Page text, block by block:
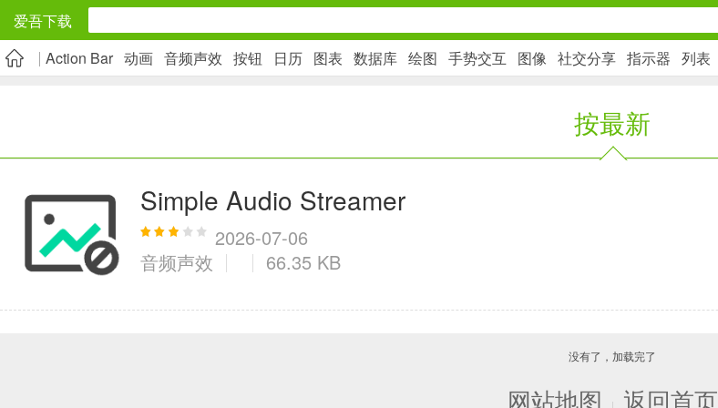
爱吾下载
安卓应用
5千+款应用
社交通讯
2千+款应用
实用工具
2万+款应用
学习办公
3万+款应用
Action Bar 动画 音频声效 按钮 日历 图表 数据库 绘图 手势交互 图像 社交分享 指示器 列表
按最新
Simple Audio Streamer
2026-07-06
音频声效
66.35 KB
没有了，加载完了
网站地图 | 返回首页